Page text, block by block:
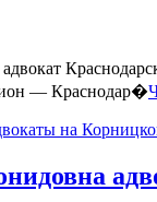
— Краснодар�
на